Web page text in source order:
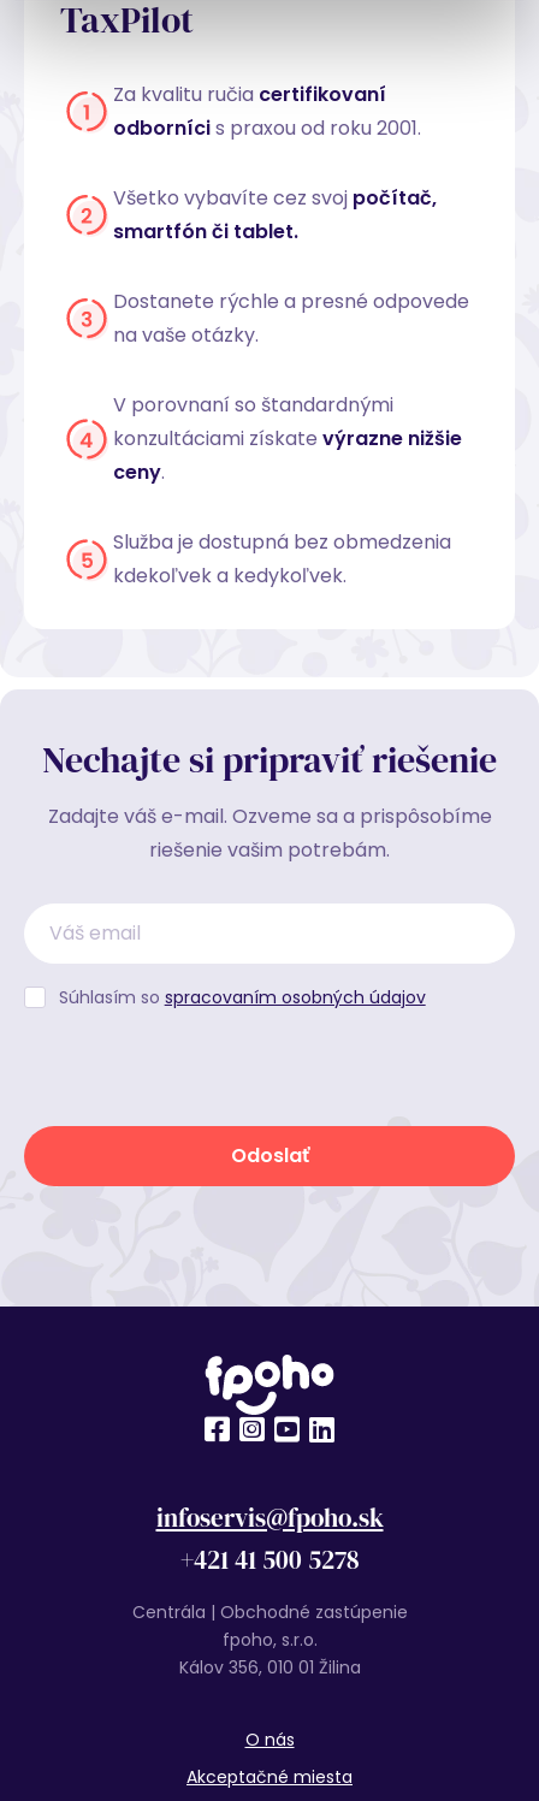
TaxPilot
Za kvalitu ručia certifikovaní
odbornícis praxou od roku 2001.
Všetko vybavíte cez svoj počítač,
smartfón či tablet.
Dostanete rýchle a presné odpovede
na vaše otázky.
V porovnaní so štandardnými
konzultáciami získate výrazne nižšie
ceny.
Služba je dostupná bez obmedzenia
kdekoľvek a kedykoľvek.
Nechajte si pripraviť riešenie
Zadajte váš e-mail. Ozveme sa a prispôsobíme
riešenie vašim potrebám.
Súhlasím so spracovaním osobných údajov
Odoslať
infoservis@fpoho.sk
+421 41 500 5278
Centrála | Obchodné zastúpenie
fpoho, s.r.o.
Kálov 356, 010 01 Žilina
O nás
Akceptačné miesta